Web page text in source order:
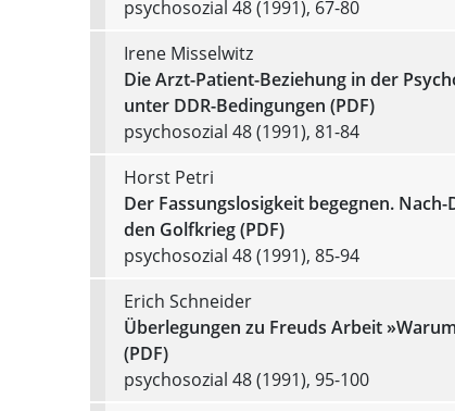
psychosozial 48 (1991), 67-80
Irene Misselwitz
Die Arzt-Patient-Beziehung in der
unter DDR-Bedingungen (PDF)
psychosozial 48 (1991), 81-84
Horst Petri
Der Fassungslosigkeit begegnen.
den Golfkrieg (PDF)
psychosozial 48 (1991), 85-94
Erich Schneider
Überlegungen zu Freuds Arbeit
(PDF)
psychosozial 48 (1991), 95-100